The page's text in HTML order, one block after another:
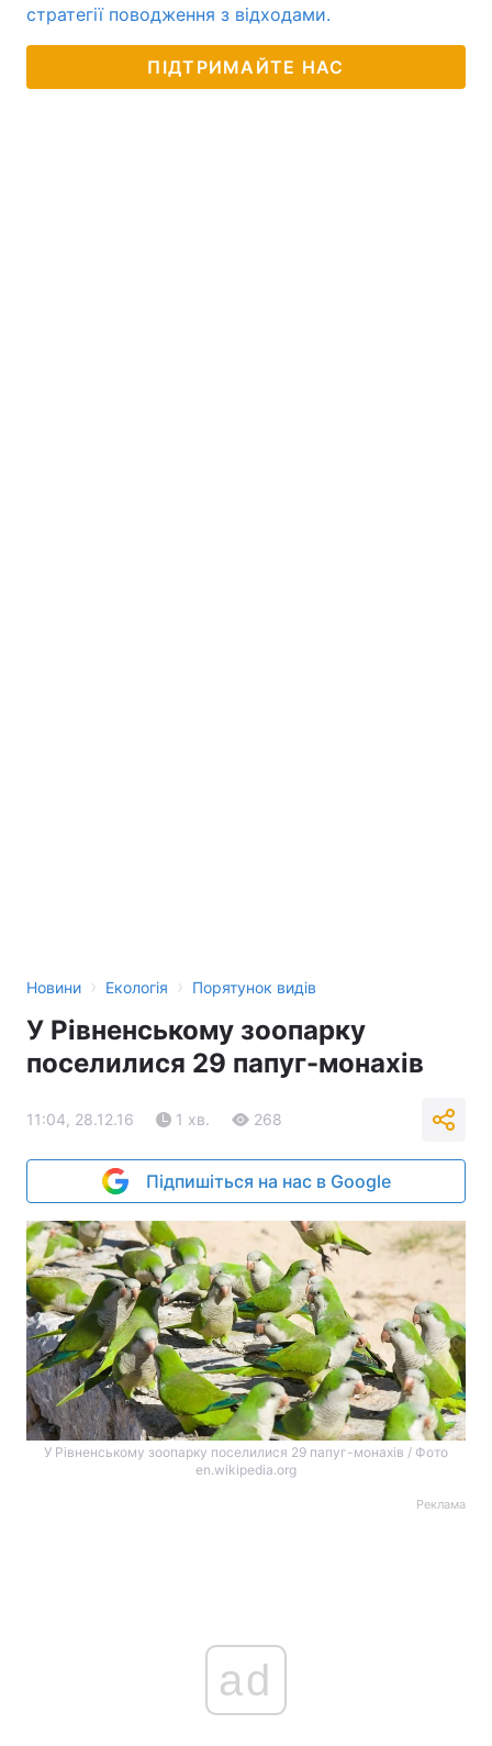
стратегії поводження з відходами.
ПІДТРИМАЙТЕ НАС
Новини › Екологія › Порятунок видів
У Рівненському зоопарку
поселилися 29 папуг-монахів
11:04, 28.12.16 1 хв. 268
Підпишіться на нас в Google
У Рівненському зоопарку поселилися 29 папуг-монахів / Фото
en.wikipedia.org
Реклама
ad